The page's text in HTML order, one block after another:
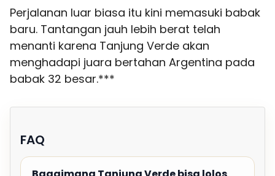
Perjalanan luar biasa itu kini memasuki babak
baru. Tantangan jauh lebih berat telah
menanti karena Tanjung Verde akan
menghadapi juara bertahan Argentina pada
babak 32 besar.***
FAQ